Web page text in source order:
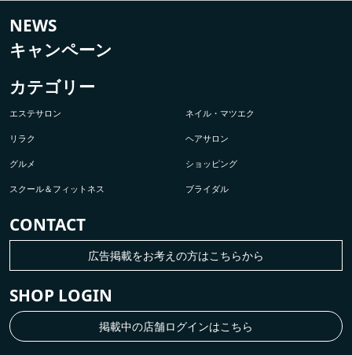
NEWS
キャンペーン
カテゴリー
エステサロン ネイル・マツエク
リラク ヘアサロン
グルメ ショッピング
スクール＆フィットネス ブライダル
SHOP LOGIN
掲載中の店舗ログインはこちら
CONTACT
広告掲載をお考えの方はこちらから